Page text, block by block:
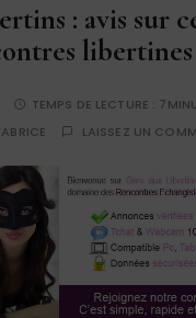
: avis sur
libertines
TEMPS DE LECTURE :
LAISSEZ UN